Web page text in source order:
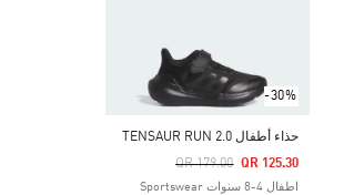
-30%
حذاء أطفال TENSAUR RUN 2.0
Price Reduced From
QR 179.00
To QR 125.30
اطفال 4-8 سنوات Sportswear